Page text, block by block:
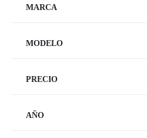
MARCA
MODELO
PRECIO
AÑO